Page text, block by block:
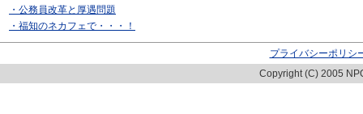
・公務員改革と厚遇問題
・福知のネカフェで・・・！
プライバシーポリシ
Copyright (C) 2005